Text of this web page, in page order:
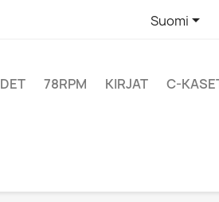
Suomi
78RPM KIRJAT C-